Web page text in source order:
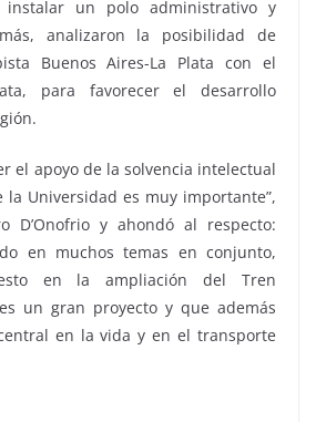
un polo administrativo y
analizaron la posibilidad de
Buenos Aires-La Plata con el
para favorecer el desarrollo
el apoyo de la solvencia intelectual
Universidad es muy importante”,
D’Onofrio y ahondó al respecto:
en muchos temas en conjunto,
en la ampliación del Tren
un gran proyecto y que además
en la vida y en el transporte